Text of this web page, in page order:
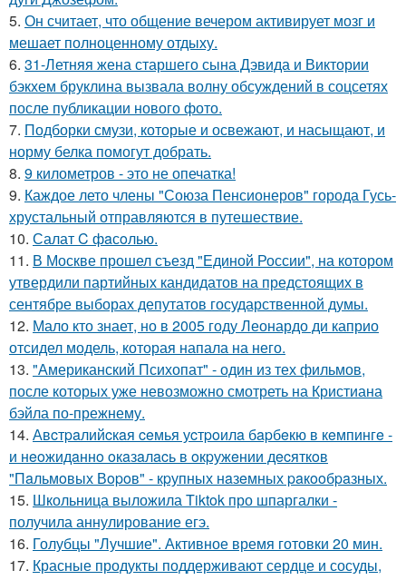
5. Он считает, что общение вечером активирует мозг и
мешает полноценному отдыху.
6. 31-Летняя жена старшего сына Дэвида и Виктории
бэкхем бруклина вызвала волну обсуждений в соцсетях
после публикации нового фото.
7. Подборки смузи, которые и освежают, и насыщают, и
норму белка помогут добрать.
8. 9 километров - это не опечатка!
9. Каждое лето члены "Союза Пенсионеров" города Гусь-
хрустальный отправляются в путешествие.
10. Салат C фaсoлью.
11. В Москве прошел съезд "Единой России", на котором
утвердили партийных кандидатов на предстоящих в
сентябре выборах депутатов государственной думы.
12. Мало кто знает, но в 2005 году Леонардо ди каприо
отсидел модель, которая напала на него.
13. "Американский Психопат" - один из тех фильмов,
после которых уже невозможно смотреть на Кристиана
бэйла по-прежнему.
14. Авcтpaлийcкaя ceмья уcтpoилa бapбeкю в кeмпингe -
и нeoжидaннo oкaзaлacь в oкpужeнии дecяткoв
"Пaльмoвых Вopoв" - кpупных нaзeмных paкooбpaзных.
15. Школьница выложила Tiktok про шпаргалки -
получила аннулирование егэ.
16. Голубцы "Лучшие". Активное время готовки 20 мин.
17. Красные продукты поддерживают сердце и сосуды,